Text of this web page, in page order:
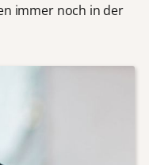
immer noch in der